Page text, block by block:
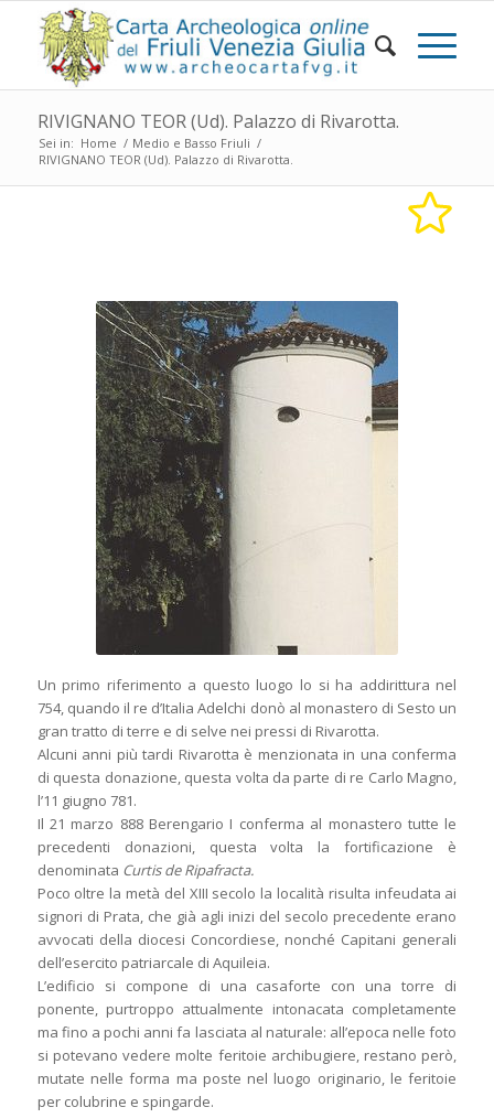
RIVIGNANO TEOR (Ud). Palazzo di Rivarotta.
Sei in: Home / Medio e Basso Friuli /
RIVIGNANO TEOR (Ud). Palazzo di Rivarotta.
Un primo riferimento a questo luogo lo si ha addirittura nel
754, quando il re d’Italia Adelchi donò al monastero di Sesto un
gran tratto di terre e di selve nei pressi di Rivarotta.
Alcuni anni più tardi Rivarotta è menzionata in una conferma
di questa donazione, questa volta da parte di re Carlo Magno,
l’11 giugno 781.
Il 21 marzo 888 Berengario I conferma al monastero tutte le
precedenti donazioni, questa volta la fortificazione è
denominata Curtis de Ripafracta.
Poco oltre la metà del XIII secolo la località risulta infeudata ai
signori di Prata, che già agli inizi del secolo precedente erano
avvocati della diocesi Concordiese, nonché Capitani generali
dell’esercito patriarcale di Aquileia.
L’edificio si compone di una casaforte con una torre di
ponente, purtroppo attualmente intonacata completamente
ma fino a pochi anni fa lasciata al naturale: all’epoca nelle foto
si potevano vedere molte feritoie archibugiere, restano però,
mutate nelle forma ma poste nel luogo originario, le feritoie
per colubrine e spingarde.